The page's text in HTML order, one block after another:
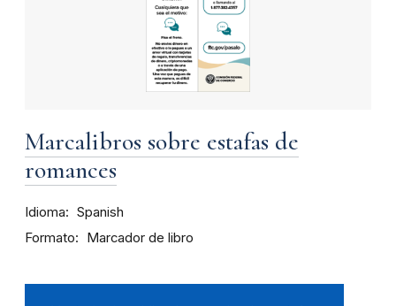
Marcalibros sobre estafas de
romances
Idioma Spanish
Formato Marcador de libro